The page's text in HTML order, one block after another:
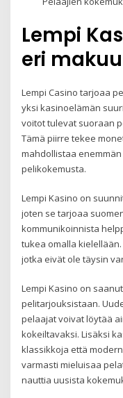
Lempi
eri
Lempi Casino tarjoaa
yksi kasinoelämän
voitot tulevat suoraan
Tämä piirre tekee
mahdollistaa
pelikokemusta.
Lempi Kasino on
joten se tarjoaa
kommunikoinnista
tukea omalla
jotka eivät ole täysin
Lempi Kasino on
pelitarjouksistaan.
pelaajat voivat löytää
kokeiltavaksi. Lisäksi
klassikkoja että
varmasti mieluisaa
nauttia uusista